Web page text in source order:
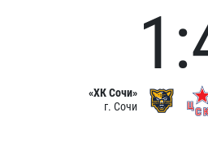
«ХК Сочи»
г. Сочи